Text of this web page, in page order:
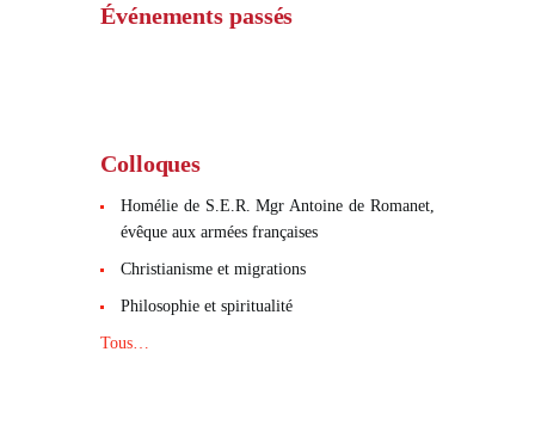
Événements passés
Colloques
Homélie de S.E.R. Mgr Antoine de Romanet,
évêque aux armées françaises
Christianisme et migrations
Philosophie et spiritualité
Tous…